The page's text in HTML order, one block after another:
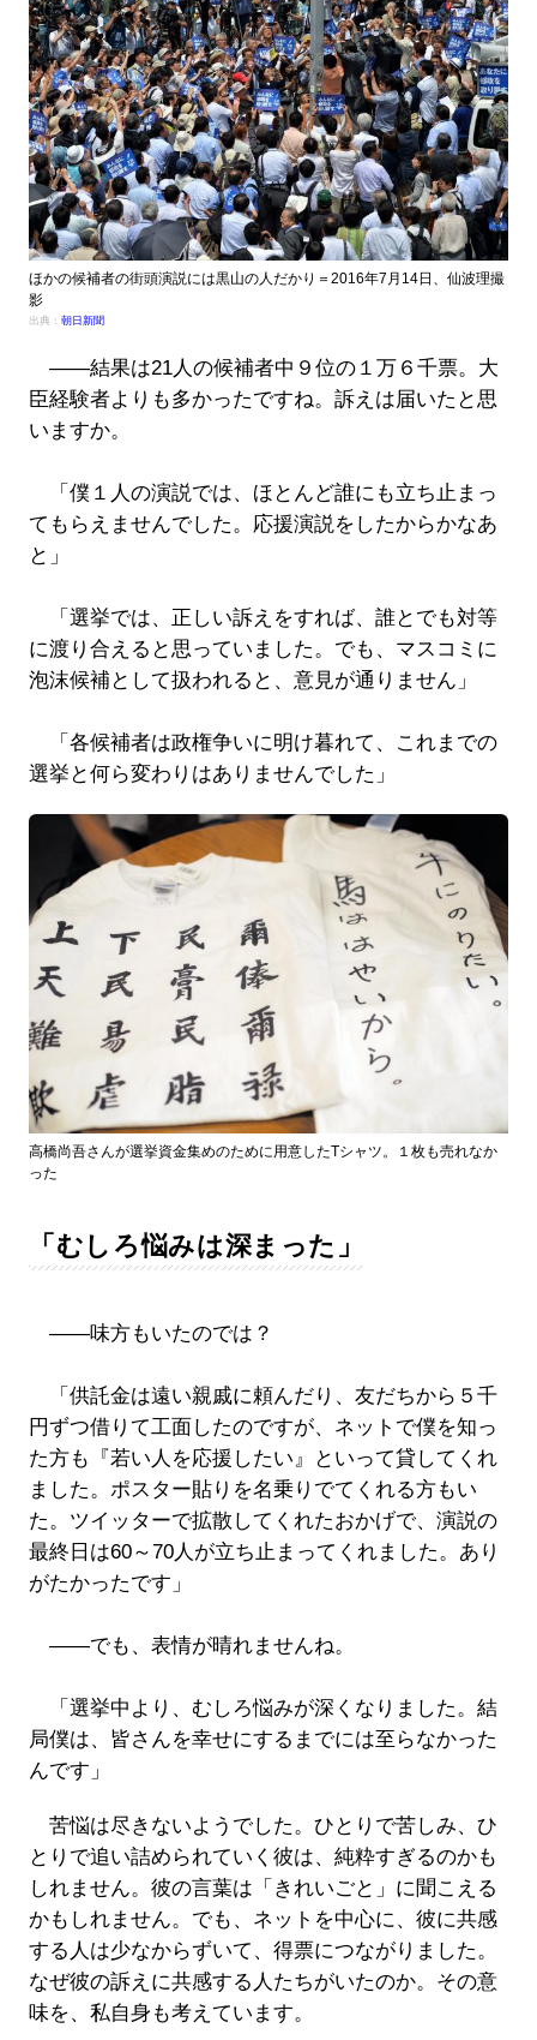
ほかの候補者の街頭演説には黒山の人だかり＝2016年7月14日、仙波理撮
影
出典： 朝日新聞
――結果は21人の候補者中９位の１万６千票。大
臣経験者よりも多かったですね。訴えは届いたと思
いますか。
「僕１人の演説では、ほとんど誰にも立ち止まっ
てもらえませんでした。応援演説をしたからかなあ
と」
「選挙では、正しい訴えをすれば、誰とでも対等
に渡り合えると思っていました。でも、マスコミに
泡沫候補として扱われると、意見が通りません」
「各候補者は政権争いに明け暮れて、これまでの
選挙と何ら変わりはありませんでした」
高橋尚吾さんが選挙資金集めのために用意したTシャツ。１枚も売れなか
った
「むしろ悩みは深まった」
――味方もいたのでは？
「供託金は遠い親戚に頼んだり、友だちから５千
円ずつ借りて工面したのですが、ネットで僕を知っ
た方も『若い人を応援したい』といって貸してくれ
ました。ポスター貼りを名乗りでてくれる方もい
た。ツイッターで拡散してくれたおかげで、演説の
最終日は60～70人が立ち止まってくれました。あり
がたかったです」
――でも、表情が晴れませんね。
「選挙中より、むしろ悩みが深くなりました。結
局僕は、皆さんを幸せにするまでには至らなかった
んです」
苦悩は尽きないようでした。ひとりで苦しみ、ひ
とりで追い詰められていく彼は、純粋すぎるのかも
しれません。彼の言葉は「きれいごと」に聞こえる
かもしれません。でも、ネットを中心に、彼に共感
する人は少なからずいて、得票につながりました。
なぜ彼の訴えに共感する人たちがいたのか。その意
味を、私自身も考えています。